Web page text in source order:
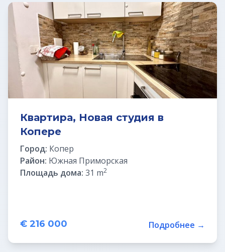
Квартира, Новая студия в
Копере
Город: Копер
Район: Южная Приморская
Площадь дома: 31 m2
€ 216 000 Подробнее →